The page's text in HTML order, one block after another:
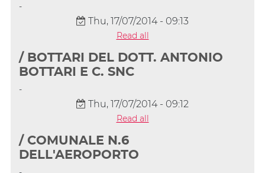
-
Thu, 17/07/2014 - 09:13
Read all
/ BOTTARI DEL DOTT. ANTONIO
BOTTARI E C. SNC
-
Thu, 17/07/2014 - 09:12
Read all
/ COMUNALE N.6
DELL'AEROPORTO